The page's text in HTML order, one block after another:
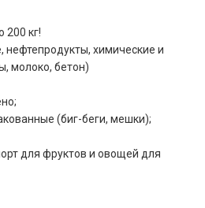
200 кг!
химические и
молоко, бетон)
(биг-беги, мешки);
для фруктов и овощей для